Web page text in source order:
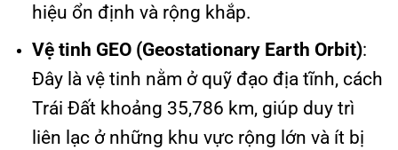
hiệu ổn định và rộng khắp.
Vệ tinh GEO (Geostationary Earth Orbit):
Đây là vệ tinh nằm ở quỹ đạo địa tĩnh, cách
Trái Đất khoảng 35,786 km, giúp duy trì
liên lạc ở những khu vực rộng lớn và ít bị